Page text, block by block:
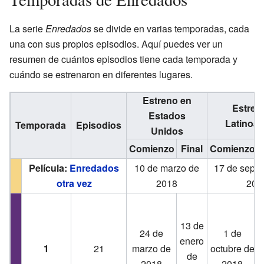
La serieEnredadosse divide en varias temporadas, cada
una con sus propios episodios. Aquí puedes ver un
resumen de cuántos episodios tiene cada temporada y
cuándo se estrenaron en diferentes lugares.
Temporada Episodios
Estreno en
Estados
Unidos
Comienzo Final Comienzo
Película: Enredados
otra vez
10 de marzo de
2018
17 de
1 21
24 de
marzo de
13 de
enero
de
1 de
octubre de